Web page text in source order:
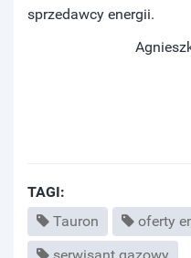
sprzedawcy energii.
TAGI:
Tauron
oferty